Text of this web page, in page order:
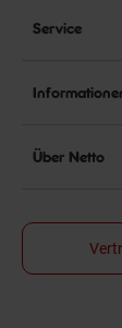
Service
Über Netto